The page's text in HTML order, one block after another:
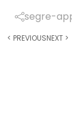
segre-
< PREVIOUSNEXT >